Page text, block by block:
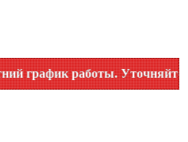
работы. Уточняйте